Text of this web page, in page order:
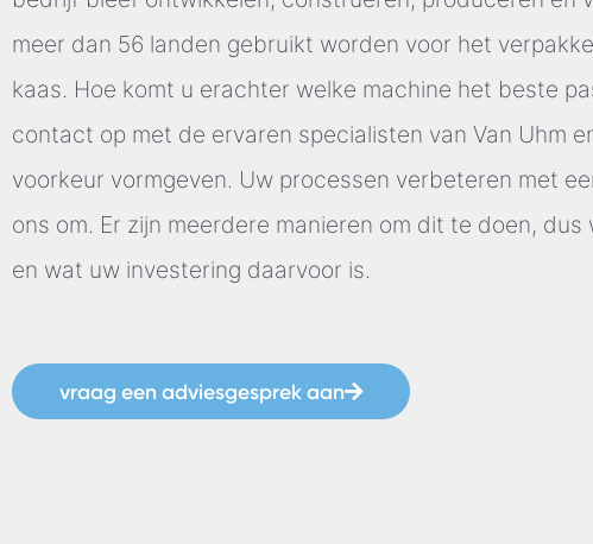
meer dan 56 landen gebruikt worden voor het
kaas. Hoe komt u erachter welke machine het beste
contact op met de ervaren specialisten van Van Uhm
voorkeur vormgeven. Uw processen verbeteren met
ons om. Er zijn meerdere manieren om dit te doen,
en wat uw investering daarvoor is.
vraag een adviesgesprek aan